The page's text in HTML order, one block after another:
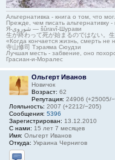
Альтернативка - книга о том, что
Прежде, чем писать альтернативку
Я-شوروی — šûravî-Шурави
生が終わって死が始まるのではない。
«Когда кончается жизнь, смерть не
寺山修司 Тэраяма Сюудзи
Лучшая месть - забвение, оно
Грасиан-и-Моралес
Ольгерт Иванов
Новичок
Возраст: 62
Репутация: 24906 (+25005/
Лояльность: 2007 (+2212/−205)
Сообщения: 5396
Зарегистрирован: 13.12.2010
С нами: 15 лет 7 месяцев
Имя: Ольгерт Иванов
Откуда: Украина Чернигов